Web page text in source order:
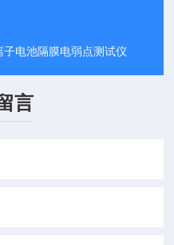
电池隔膜电弱点测试仪
言